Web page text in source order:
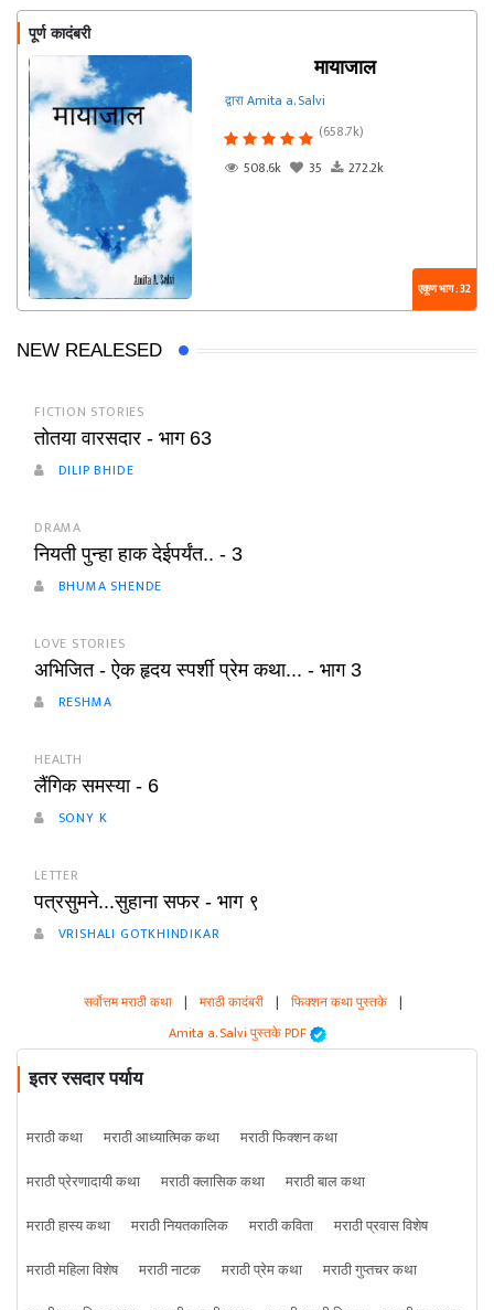
पूर्ण कादंबरी
मायाजाल
द्वारा Amita a. Salvi
(658.7k)
508.6k
35 272.2k
एकूण भाग : 32
NEW REALESED
FICTION STORIES
तोतया वारसदार - भाग 63
DILIP BHIDE
DRAMA
नियती पुन्हा हाक देईपर्यंत.. - 3
BHUMA SHENDE
LOVE STORIES
अभिजित - ऐक हृदय स्पर्शी प्रेम कथा... - भाग 3
RESHMA
HEALTH
लैंगिक समस्या - 6
SONY K
LETTER
पत्रसुमने...सुहाना सफर - भाग ९
VRISHALI GOTKHINDIKAR
सर्वोत्तम मराठी कथा | मराठी कादंबरी | फिक्शन कथा पुस्तके |
Amita a. Salvi पुस्तके PDF
इतर रसदार पर्याय
मराठी कथा मराठी आध्यात्मिक कथा
मराठी फिक्शन कथा
मराठी प्रेरणादायी कथा
मराठी क्लासिक कथा
मराठी बाल कथा
मराठी हास्य कथा
मराठी नियतकालिक मराठी कविता
मराठी प्रवास विशेष
मराठी महिला विशेष
मराठी नाटक मराठी प्रेम कथा
मराठी गुप्तचर कथा